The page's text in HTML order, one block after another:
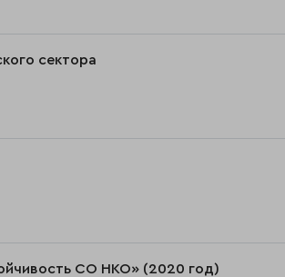
сектора
СО НКО» (2020 год)